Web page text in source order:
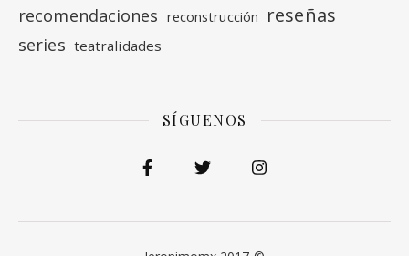
recomendaciones reconstrucción reseñas
series teatralidades
SÍGUENOS